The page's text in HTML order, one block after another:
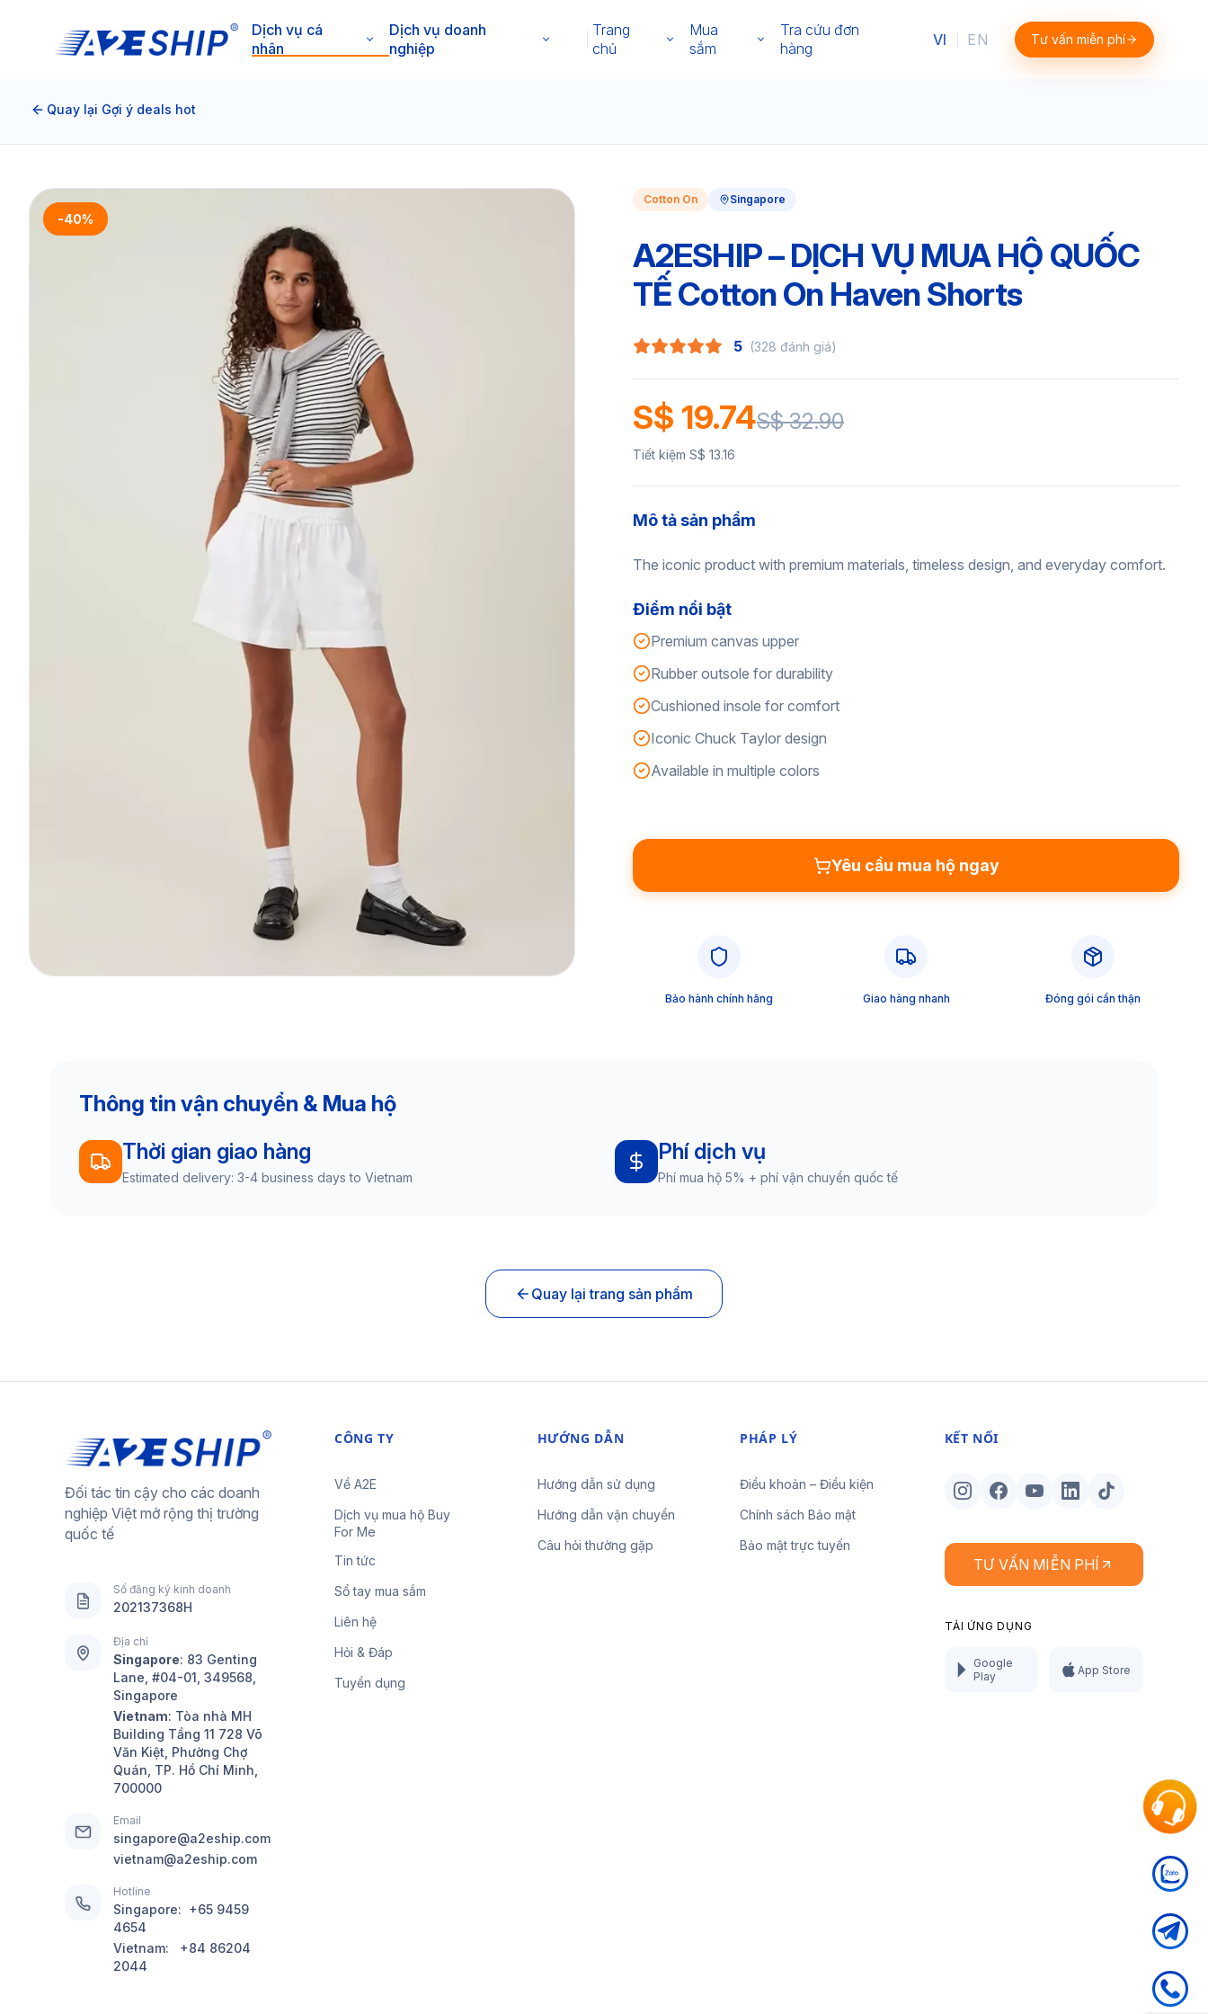
Dịch vụ cá
nhân
Dịch vụ doanh
nghiệp
Trang
chủ
Mua
sắm
Tra cứu đơn
hàng
VI EN Tư vấn miễn phí
Quay lại Gợi ý deals hot
-40%
Cotton On Singapore
A2ESHIP – DỊCH VỤ MUA HỘ QUỐC
TẾ Cotton On Haven Shorts
5 (328 đánh giá)
S$ 19.74S$ 32.90
Tiết kiệm S$ 13.16
Mô tả sản phẩm
The iconic product with premium materials, timeless design, and everyday comfort.
Điểm nổi bật
Premium canvas upper
Rubber outsole for durability
Cushioned insole for comfort
Iconic Chuck Taylor design
Available in multiple colors
Yêu cầu mua hộ ngay
Bảo hành chính hãng Giao hàng nhanh Đóng gói cẩn thận
Thông tin vận chuyển & Mua hộ
Thời gian giao hàng
Estimated delivery: 3-4 business days to Vietnam
Phí dịch vụ
Phí mua hộ 5% + phí vận chuyển quốc tế
Quay lại trang sản phẩm
Đối tác tin cậy cho các doanh
nghiệp Việt mở rộng thị trường
quốc tế
Số đăng ký kinh doanh
202137368H
Địa chỉ
Singapore: 83 Genting
Lane, #04-01, 349568,
Singapore
Vietnam: Tòa nhà MH
Building Tầng 11 728 Võ
Văn Kiệt, Phường Chợ
Quán, TP. Hồ Chí Minh,
700000
Email
singapore@a2eship.com
vietnam@a2eship.com
Hotline
Singapore: +65 9459
4654
Vietnam: +84 86204
2044
CÔNG TY
Về A2E
Dịch vụ mua hộ Buy
For Me
Tin tức
Sổ tay mua sắm
Liên hệ
Hỏi & Đáp
Tuyển dụng
HƯỚNG DẪN
Hướng dẫn sử dụng
Hướng dẫn vận chuyển
Câu hỏi thường gặp
PHÁP LÝ
Điều khoản – Điều kiện
Chính sách Bảo mật
Bảo mật trực tuyến
KẾT NỐI
TƯ VẤN MIỄN PHÍ
TẢI ỨNG DỤNG
Google
Play
App Store